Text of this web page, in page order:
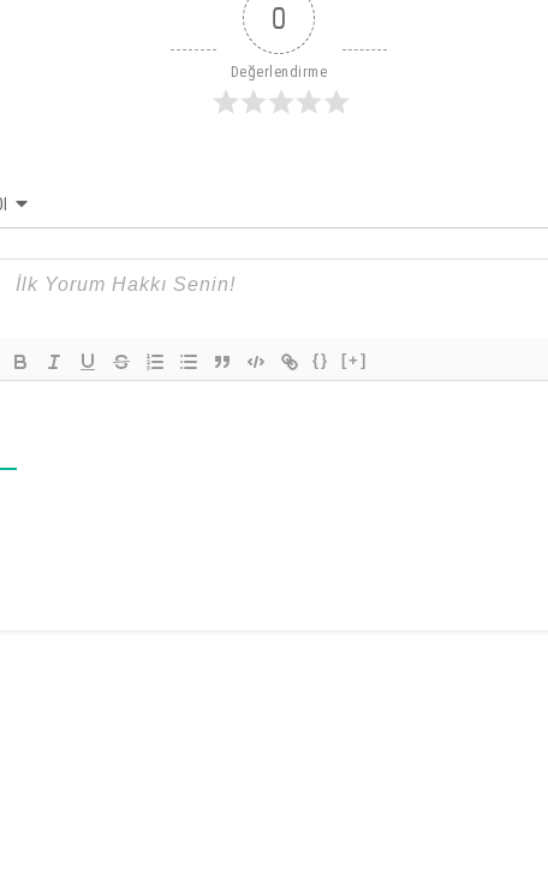
0
Değerlendirme
{} [+]